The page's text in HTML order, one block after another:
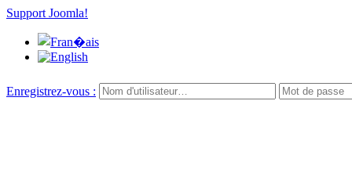
Support Joomla!
Enregistrez-vous :